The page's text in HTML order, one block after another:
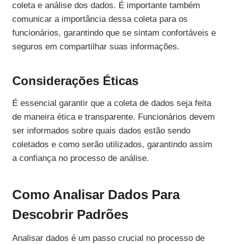
coleta e análise dos dados. É importante também
comunicar a importância dessa coleta para os
funcionários, garantindo que se sintam confortáveis e
seguros em compartilhar suas informações.
Considerações Éticas
É essencial garantir que a coleta de dados seja feita
de maneira ética e transparente. Funcionários devem
ser informados sobre quais dados estão sendo
coletados e como serão utilizados, garantindo assim
a confiança no processo de análise.
Como Analisar Dados Para
Descobrir Padrões
Analisar dados é um passo crucial no processo de